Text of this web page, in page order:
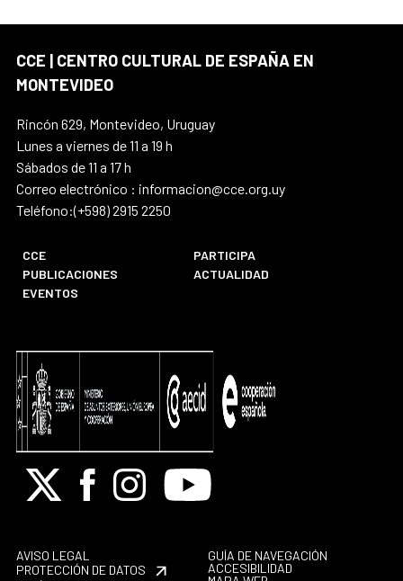
CCE | CENTRO CULTURAL DE ESPAÑA EN
MONTEVIDEO
Rincón 629, Montevideo, Uruguay
Lunes a viernes de 11 a 19 h
Sábados de 11 a 17 h
Correo electrónico : informacion@cce.org.uy
Teléfono:(+598) 2915 2250
CCE
PARTICIPA
PUBLICACIONES
ACTUALIDAD
EVENTOS
X FacebookInstagramYoutube
AVISO LEGAL
PROTECCIÓN DE DATOS
GUÍA DE NAVEGACIÓN
ACCESIBILIDAD